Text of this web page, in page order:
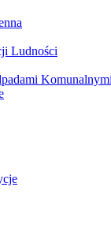
Ludności
Komunalnymi